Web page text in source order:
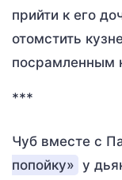
прийти к его
отомстить
посрамленным
***
Чуб вместе с
попойку» у